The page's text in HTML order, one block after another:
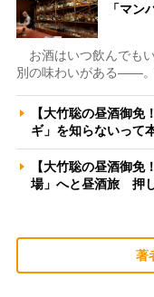
「マ
お酒はいつ飲んでも
別の味わいがある――
【大竹聡の昼酒御
ギ」を知らないっ
【大竹聡の昼酒御
場」へと昼酒旅 押
著